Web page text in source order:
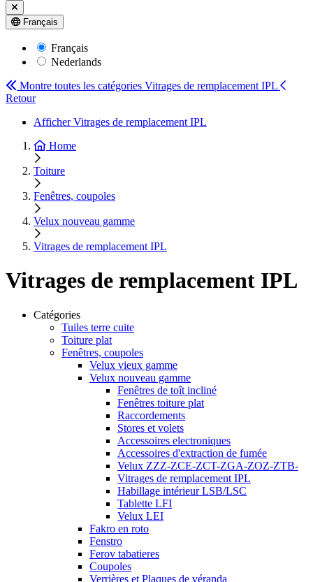
Français
Français
Nederlands
Montre toutes les catégories Vitrages de remplacement IPL
Retour
Afficher Vitrages de remplacement IPL
Home
Toiture
Fenêtres, coupoles
Velux nouveau gamme
Vitrages de remplacement IPL
Vitrages de remplacement IPL
Catégories
Tuiles terre cuite
Toiture plat
Fenêtres, coupoles
Velux vieux gamme
Velux nouveau gamme
Fenêtres de toît incliné
Fenêtres toiture plat
Raccordements
Stores et volets
Accessoires electroniques
Accessoires d'extraction de fumée
Velux ZZZ-ZCE-ZCT-ZGA-ZOZ-ZTB-
Vitrages de remplacement IPL
Habillage intérieur LSB/LSC
Tablette LFI
Velux LEI
Fakro en roto
Fenstro
Ferov tabatieres
Coupoles
Verrières et Plaques de véranda